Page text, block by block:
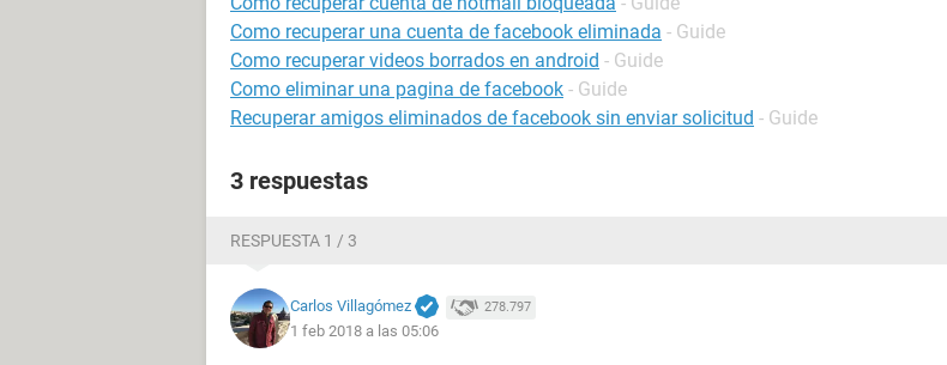
Como recuperar una cuenta de facebook eliminada - Guide
Como recuperar videos borrados en android - Guide
Como eliminar una pagina de facebook - Guide
Recuperar amigos eliminados de facebook sin enviar solicitud - Guide
3 respuestas
RESPUESTA 1 / 3
Carlos Villagómez 278.797
1 feb 2018 a las 05:06